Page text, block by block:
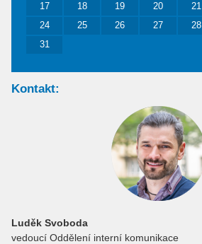
17
18 19 20 21
24
25 26 27 28
31
Kontakt:
Luděk Svoboda
vedoucí Oddělení interní komunikace